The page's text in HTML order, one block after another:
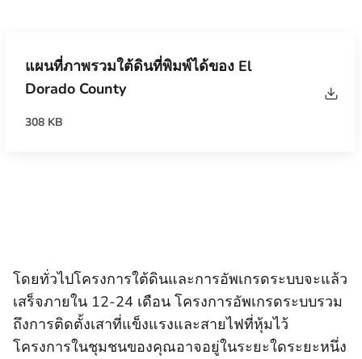
แผนที่ภาพรวมใต้ดินที่พิมพ์ได้ของ El
Dorado County
308 KB
โดยทั่วไปโครงการใต้ดินและการอัพเกรดระบบจะแล้ว
เสร็จภายใน 12-24 เดือน โครงการอัพเกรดระบบรวม
ถึงการติดตั้งเสาที่แข็งแรงและสายไฟที่หุ้มไว้
โครงการในชุมชนของคุณอาจอยู่ในระยะใดระยะหนึ่ง